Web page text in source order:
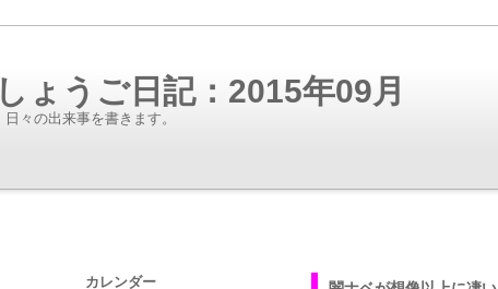
しょうご日記：2015年09月
日々の出来事を書きます。
カレンダー